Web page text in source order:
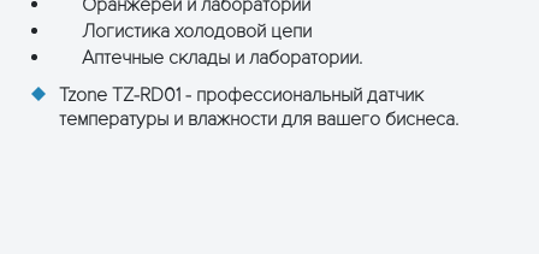
Логистика холодовой цепи
Аптечные склады и лаборатории.
Tzone TZ-RD01 - профессиональный датчик
температуры и влажности для вашего биснеса.